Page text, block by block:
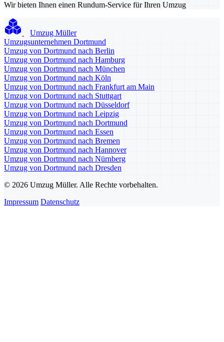
Wir bieten Ihnen einen Rundum-Service für Ihren Umzug
Umzug Müller
Umzugsunternehmen Dortmund
Umzug von Dortmund nach Berlin
Umzug von Dortmund nach Hamburg
Umzug von Dortmund nach München
Umzug von Dortmund nach Köln
Umzug von Dortmund nach Frankfurt am Main
Umzug von Dortmund nach Stuttgart
Umzug von Dortmund nach Düsseldorf
Umzug von Dortmund nach Leipzig
Umzug von Dortmund nach Dortmund
Umzug von Dortmund nach Essen
Umzug von Dortmund nach Bremen
Umzug von Dortmund nach Hannover
Umzug von Dortmund nach Nürnberg
Umzug von Dortmund nach Dresden
© 2026 Umzug Müller. Alle Rechte vorbehalten.
Impressum Datenschutz